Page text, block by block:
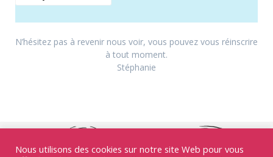
N’hésitez pas à revenir nous voir, vous pouvez vous réinscrire
à tout moment.
Stéphanie
Nous utilisons des cookies sur notre site Web pour vous